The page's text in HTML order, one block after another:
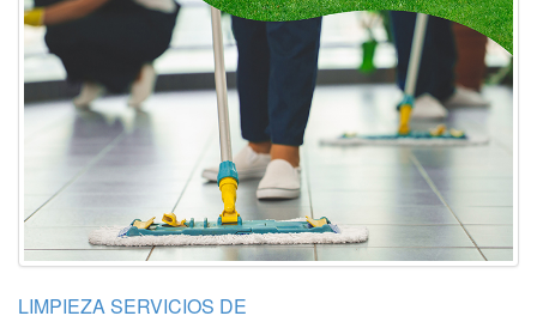
LIMPIEZA SERVICIOS DE